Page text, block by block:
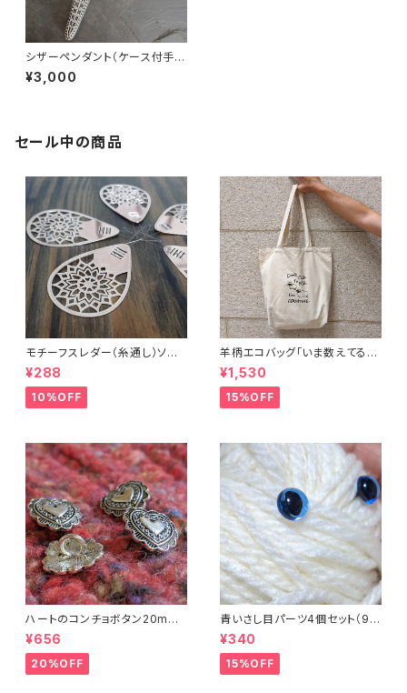
シザーペンダント（ケース付手芸
用ハサミ）
¥3,000
セール中の商品
モチーフスレダー（糸通し）ソー
イング小物
¥288
10%OFF
羊柄エコバッグ「いま数えてるか
ら話しかけないで」キャンバスト
ートバッグ
¥1,530
15%OFF
ハートのコンチョボタン20mm
（4個入り）
¥656
20%OFF
青いさし目パーツ4個セット（9m
m）（プラスチックドールアイ）
¥340
15%OFF